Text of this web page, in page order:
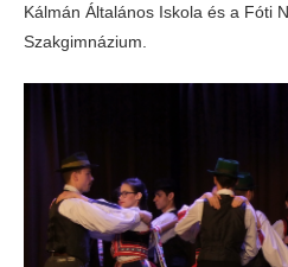
Kálmán Általános Iskola és a Fóti
Szakgimnázium.